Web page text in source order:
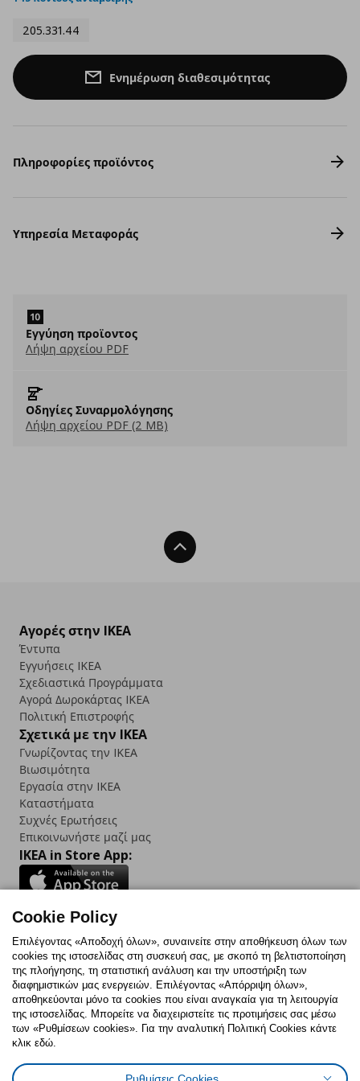
205.331.44
Ενημέρωση διαθεσιμότητας
Πληροφορίες προϊόντος
Υπηρεσία Μεταφοράς
Εγγύηση προϊοντος
Λήψη αρχείου PDF
Οδηγίες Συναρμολόγησης
Λήψη αρχείου PDF (2 MB)
Back To Top
Αγορές στην IKEA
Έντυπα
Εγγυήσεις IKEA
Σχεδιαστικά Προγράμματα
Αγορά Δωρoκάρτας IKEA
Πολιτική Επιστροφής
Σχετικά με την IKEA
Γνωρίζοντας την IKEA
Βιωσιμότητα
Εργασία στην IKEA
Καταστήματα
Συχνές Ερωτήσεις
Επικοινωνήστε μαζί μας
IKEA in Store App:
Follow us:
FacebookInstagram
TikTokYoutubePinterestTwitter
Πολιτική CookiesΔήλωση ψηφιακής προσβασιμότητας
Cookie Policy
Επιλέγοντας «Αποδοχή όλων», συναινείτε στην αποθήκευση όλων των
cookies της ιστοσελίδας στη συσκευή σας, με σκοπό τη βελτιστοποίηση
της πλοήγησης, τη στατιστική ανάλυση και την υποστήριξη των
διαφημιστικών μας ενεργειών. Επιλέγοντας «Απόρριψη όλων»,
αποθηκεύονται μόνο τα cookies που είναι αναγκαία για τη λειτουργία
της ιστοσελίδας. Μπορείτε να διαχειριστείτε τις προτιμήσεις σας μέσω
των «Ρυθμίσεων cookies». Για την αναλυτική Πολιτική Cookies κάντε
κλικ εδώ.